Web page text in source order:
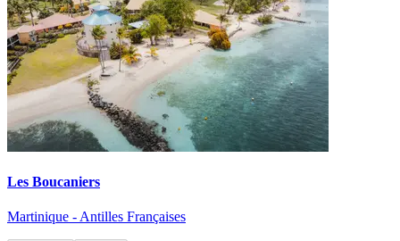
Les Boucaniers
Martinique - Antilles Françaises